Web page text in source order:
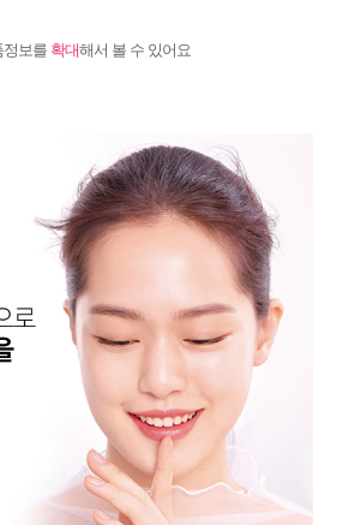
보를 확대해서 볼 수 있어요